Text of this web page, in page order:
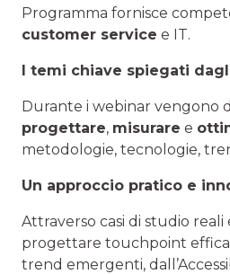
Programma fornisce
customer service e IT.
I temi chiave spiegati
Durante i webinar vengono
progettare, misurare e
metodologie, tecnologie,
Un approccio pratico e
Attraverso casi di studio
progettare touchpoint
trend emergenti,